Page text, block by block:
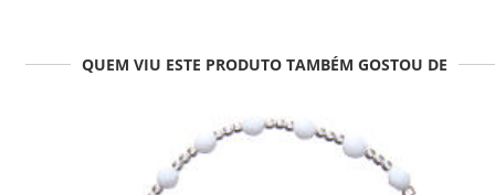
QUEM VIU ESTE PRODUTO TAMBÉM GOSTOU DE